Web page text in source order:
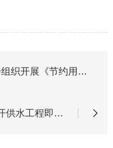
浑河流域农业供水管理协会组织开展《节约用水条例》宣传活动
春雨润万物，清甘流万家——清开供水工程即将通水发挥效益